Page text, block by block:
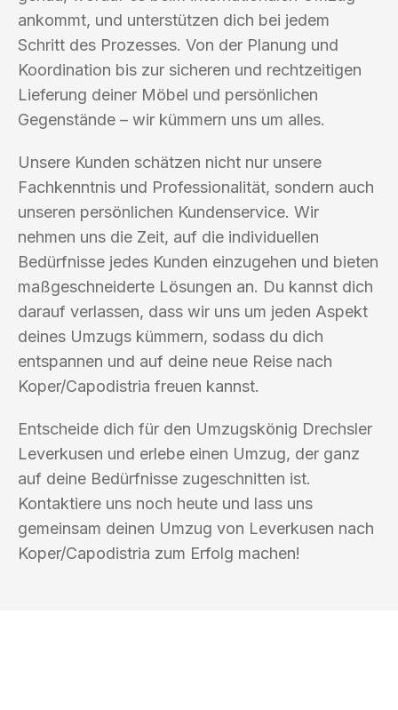
ankommt, und unterstützen dich bei jedem
Schritt des Prozesses. Von der Planung und
Koordination bis zur sicheren und rechtzeitigen
Lieferung deiner Möbel und persönlichen
Gegenstände – wir kümmern uns um alles.
Unsere Kunden schätzen nicht nur unsere
Fachkenntnis und Professionalität, sondern auch
unseren persönlichen Kundenservice. Wir
nehmen uns die Zeit, auf die individuellen
Bedürfnisse jedes Kunden einzugehen und bieten
maßgeschneiderte Lösungen an. Du kannst dich
darauf verlassen, dass wir uns um jeden Aspekt
deines Umzugs kümmern, sodass du dich
entspannen und auf deine neue Reise nach
Koper/Capodistria freuen kannst.
Entscheide dich für den Umzugskönig Drechsler
Leverkusen und erlebe einen Umzug, der ganz
auf deine Bedürfnisse zugeschnitten ist.
Kontaktiere uns noch heute und lass uns
gemeinsam deinen Umzug von Leverkusen nach
Koper/Capodistria zum Erfolg machen!